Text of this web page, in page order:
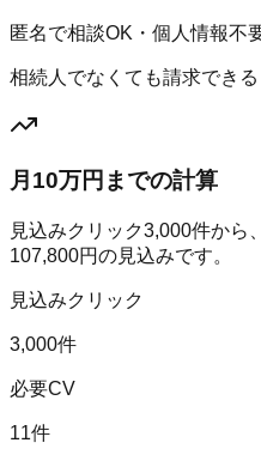
匿名で相談OK・個人情報不
相続人でなくても請求できる
月10万円までの計算
見込みクリック3,000件から
107,800円の見込みです。
見込みクリック
3,000件
必要CV
11件